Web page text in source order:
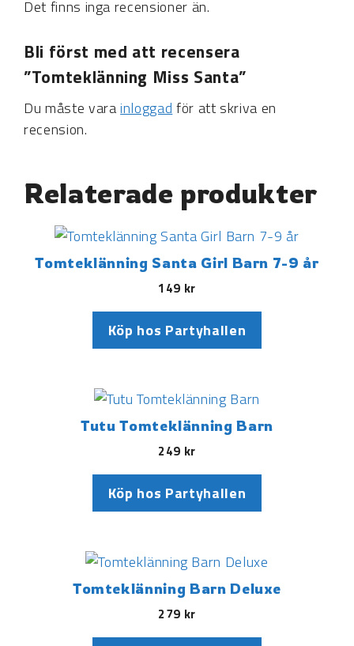
Det finns inga recensioner än.
Bli först med att recensera
”Tomteklänning Miss Santa”
Du måste varainloggadför att skriva en
recension.
Relaterade produkter
Tomteklänning Santa Girl Barn 7-9 år
149 kr
Köp hos Partyhallen
Tutu Tomteklänning Barn
249 kr
Köp hos Partyhallen
Tomteklänning Barn Deluxe
279 kr